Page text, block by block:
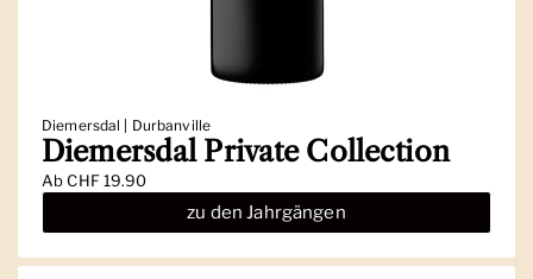
Diemersdal | Durbanville
Diemersdal Private Collection
AbCHF 19.90
zu den Jahrgängen